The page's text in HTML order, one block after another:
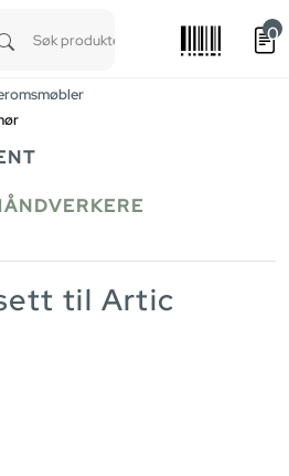
0
til Artic